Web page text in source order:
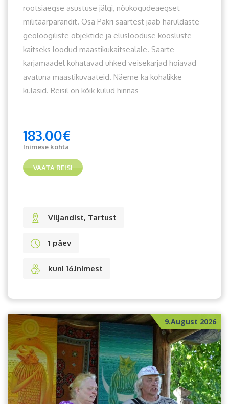
rootsiaegse asustuse jälgi, nõukogudeaegset
militaarpärandit. Osa Pakri saartest jääb haruldaste
geoloogiliste objektide ja eluslooduse koosluste
kaitseks loodud maastikukaitsealale. Saarte
karjamaadel kohatavad uhked veisekarjad hoiavad
avatuna maastikuvaateid. Näeme ka kohalikke
külasid. Reisil on kõik kulud hinnas
183.00€
Inimese kohta
VAATA REISI
Viljandist, Tartust
1 päev
kuni 16.inimest
9.August 2026